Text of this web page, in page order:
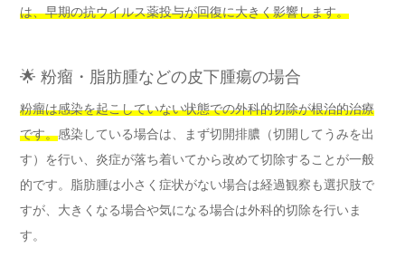
は、早期の抗ウイルス薬投与が回復に大きく影響します。
🌟 粉瘤・脂肪腫などの皮下腫瘍の場合
粉瘤は感染を起こしていない状態での外科的切除が根治的治療
です。感染している場合は、まず切開排膿（切開してうみを出
す）を行い、炎症が落ち着いてから改めて切除することが一般
的です。脂肪腫は小さく症状がない場合は経過観察も選択肢で
すが、大きくなる場合や気になる場合は外科的切除を行いま
す。